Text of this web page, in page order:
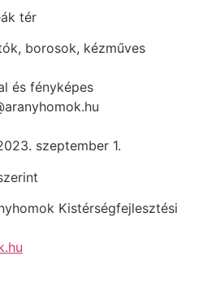
tér
borosok, kézműves
és fényképes
szeptember 1.
Kistérségfejlesztési